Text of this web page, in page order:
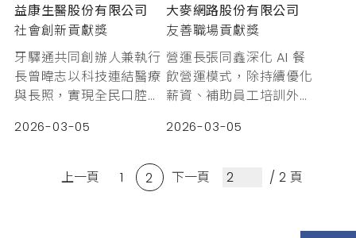
益康生醫股份有限公司
社會創新貢獻獎
牙驛通共同創辦人兼執行
長曾暐志以科技連結醫療
與長照，實現全民口腔健
2026-03-05
大麥網路股份有限公司
友善職場貢獻獎
營運長張同鑫深化 AI 餐
飲營運模式，除持續優化
薪資、補助員工培訓外，
系統，打造友善職場文
2026-03-05
上一頁 1 2 下一頁 / 2 頁